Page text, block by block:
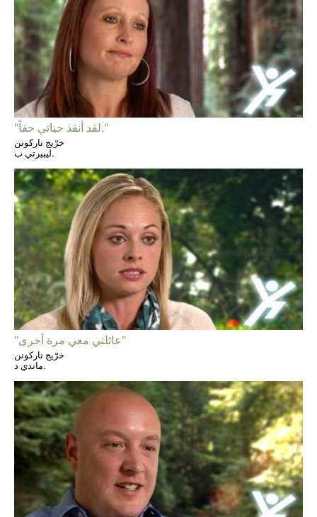
"لقد أنقذ حياتي حقاً."
خرّيج ناركونن
ليبيرتي ب.
"عائلتي معي مرة أخرى"
خرّيج ناركونن
ماندي د.